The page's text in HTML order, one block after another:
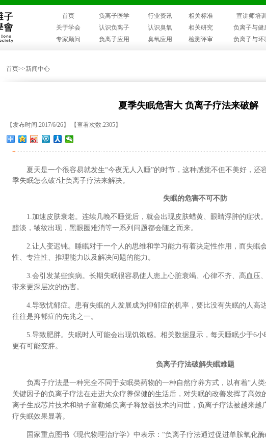
首页 负离子医学 行业资讯 相关标准 宣讲师培训
关于学会
认识负离子 认识臭氧 相关研究 负离子与健
专家顾问
负离子应用 臭氧应用 检测评审 负离子与环
首页>>新闻中心
夏季失眠危害大 负离子疗法来破解
【发布时间:2017/6/26】 【查看次数:2305】
+
夏天是一个很容易就发生“今夜无人入睡”的时节，这种感觉不但不美好，还
季失眠怎么破?让负离子疗法来解决。
失眠的危害不可不防
1.加速皮肤衰老。连续几晚不睡觉后，就会出现皮肤蜡黄、眼睛浮肿的症状
黯淡，皱纹出现，黑眼圈难消等一系列问题都会随之而来。
2.让人变迟钝。睡眠对于一个人的思维和学习能力有着决定性作用，而失眠
性、专注性、推理能力以及解决问题的能力。
3.会引发某些疾病。长期失眠很容易使人患上心脏衰竭、心律不齐、高血压
带来更深层次的伤害。
4.导致忧郁症。患有失眠的人发展成为抑郁症的机率，要比没有失眠的人高
往往是抑郁症的先兆之一。
5.导致肥胖。失眠时人可能会出现饥饿感。相关数据显示，每天睡眠少于6
更有可能变胖。
负离子疗法破解失眠难题
负离子疗法是一种完全不同于安眠类药物的一种自然疗养方式，以有着“人
关键因子的负离子疗法在走进大众疗养保健的生活后，对失眠的改善发挥了高效
离子生成芯片技术和纳子富勒烯负离子释放器技术的问世，负离子疗法被越来越
疗失眠效果显著。
国家重点图书《现代物理治疗学》中表示：“负离子疗法通过促进单胺氧化